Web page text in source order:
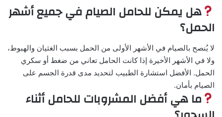
هل يمكن للحامل الصيام في جميع أشهر
الحمل؟
لا يُنصح بالصيام في الأشهر الأولى من الحمل بسبب الغثيان والهبوط،
ولا في الأشهر الأخيرة إذا كانت الحامل تعاني من ضغط أو سكري
الحمل. الأفضل استشارة الطبيب لتحديد مدى قدرة الجسم على
الصيام بأمان.
ما هي أفضل المشروبات للحامل أثناء